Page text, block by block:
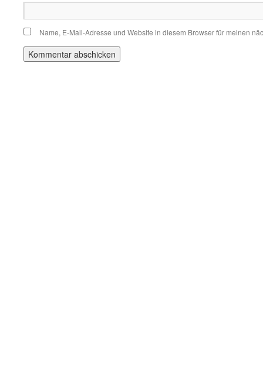
Name, E-Mail-Adresse und Website in diesem Browser für meinen